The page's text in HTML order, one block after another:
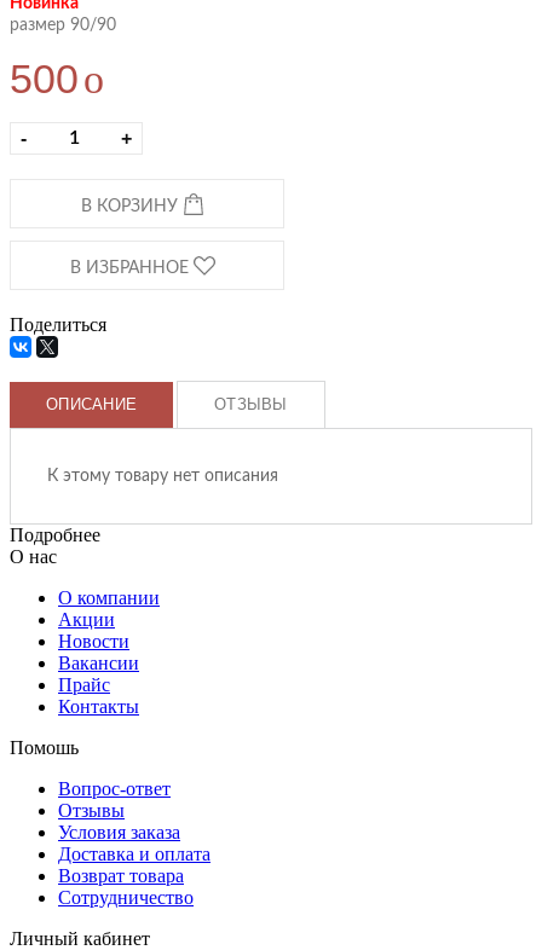
Новинка
размер 90/90
500o
- +
В КОРЗИНУ
В ИЗБРАННОЕ
Поделиться
ОПИСАНИЕ ОТЗЫВЫ
К этому товару нет описания
Подробнее
О нас
О компании
Акции
Новости
Вакансии
Прайс
Контакты
Помошь
Вопрос-ответ
Отзывы
Условия заказа
Доставка и оплата
Возврат товара
Сотрудничество
Личный кабинет